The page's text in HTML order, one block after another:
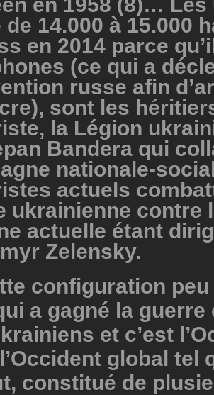
de 14.000 à 15.000
en 2014 parce
(ce qui a
russe afin
sont les
la Légion
Bandera qui
nationale-
actuels
ukrainienne contre
actuelle étant
Zelensky.
configuration peu
a gagné la
et c’est
global tel
constitué de